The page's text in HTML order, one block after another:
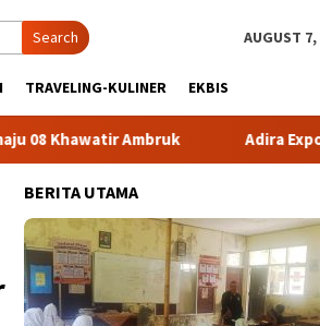
Search AUGUST 7,
TRAVELING-KULINER EKBIS
Ambruk Adira Expo Merdeka
BERITA UTAMA